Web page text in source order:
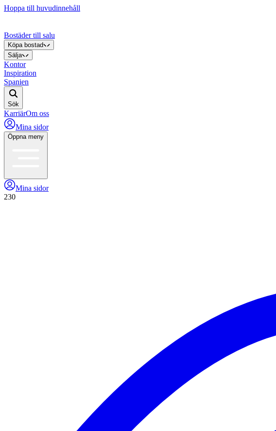
Hoppa till huvudinnehåll
Bostäder till salu
Köpa bostad
Sälja
Kontor
Inspiration
Spanien
Sök
KarriärOm oss
Mina sidor
Öppna meny
Mina sidor
230